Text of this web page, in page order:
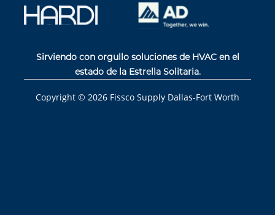
Sirviendo con orgullo soluciones de HVAC en el
estado de la Estrella Solitaria.
Copyright © 2026 Fissco Supply Dallas-Fort Worth